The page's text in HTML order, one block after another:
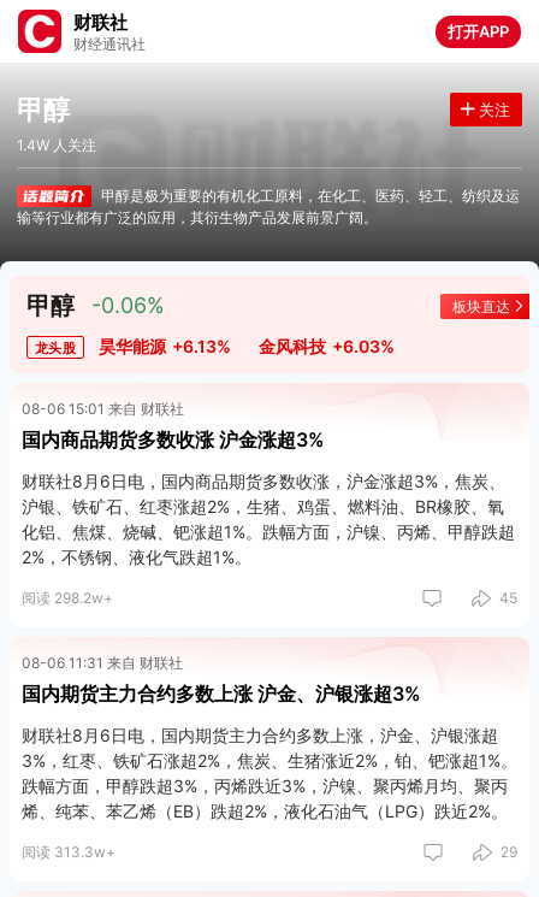
财联社
财经通讯社
打开APP
甲醇 关注
1.4W 人关注
甲醇是极为重要的有机化工原料，在化工、医药、轻工、纺织及运
输等行业都有广泛的应用，其衍生物产品发展前景广阔。
甲醇 -0.06% 板块直达
龙头股 昊华能源 +6.13% 金风科技 +6.03%
08-06 15:01 来自 财联社
国内商品期货多数收涨 沪金涨超3%
财联社8月6日电，国内商品期货多数收涨，沪金涨超3%，焦炭、
沪银、铁矿石、红枣涨超2%，生猪、鸡蛋、燃料油、BR橡胶、氧
化铝、焦煤、烧碱、钯涨超1%。跌幅方面，沪镍、丙烯、甲醇跌超
2%，不锈钢、液化气跌超1%。
阅读 298.2w+ 45
08-06 11:31 来自 财联社
国内期货主力合约多数上涨 沪金、沪银涨超3%
财联社8月6日电，国内期货主力合约多数上涨，沪金、沪银涨超
3%，红枣、铁矿石涨超2%，焦炭、生猪涨近2%，铂、钯涨超1%。
跌幅方面，甲醇跌超3%，丙烯跌近3%，沪镍、聚丙烯月均、聚丙
烯、纯苯、苯乙烯（EB）跌超2%，液化石油气（LPG）跌近2%。
阅读 313.3w+ 29